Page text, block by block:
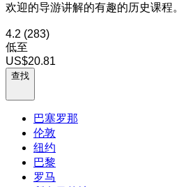
欢迎的导游讲解的有趣的历史课程。
4.2 (283)
低至
US$20.81
查找
巴塞罗那
伦敦
纽约
巴黎
罗马